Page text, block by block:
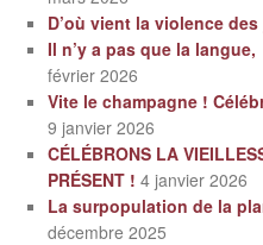
D’où vient la violence
Il n’y a pas que la
février 2026
Vite le champagne !
9 janvier 2026
CÉLÉBRONS LA
PRÉSENT ! 4 janvier 2026
La surpopulation de la
décembre 2025